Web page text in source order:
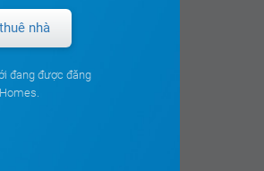
nhà
đang được đăng